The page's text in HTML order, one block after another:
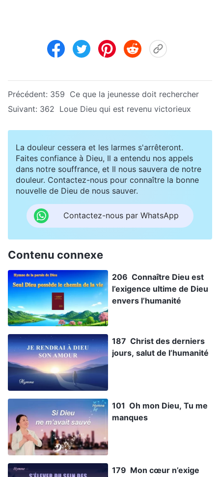
Précédent: 359 Ce que la jeunesse doit rechercher
Suivant: 362 Loue Dieu qui est revenu victorieux
La douleur cessera et les larmes s'arrêteront.
Faites confiance à Dieu, Il a entendu nos appels
dans notre souffrance, et Il nous sauvera de notre
douleur. Contactez-nous pour connaître la bonne
nouvelle de Dieu de nous sauver.
Contactez-nous par WhatsApp
Contenu connexe
206 Connaître Dieu est
l’exigence ultime de Dieu
envers l’humanité
187 Christ des derniers
jours, salut de l’humanité
101 Oh mon Dieu, Tu me
manques
179 Mon cœur n’exige